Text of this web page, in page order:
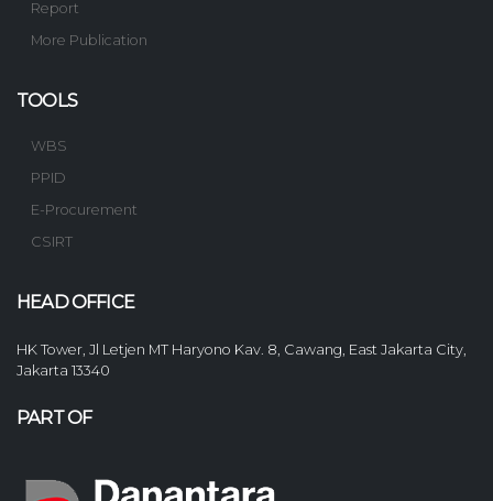
Report
More Publication
TOOLS
WBS
PPID
E-Procurement
CSIRT
HEAD OFFICE
HK Tower, Jl Letjen MT Haryono Kav. 8, Cawang, East Jakarta City,
Jakarta 13340
PART OF